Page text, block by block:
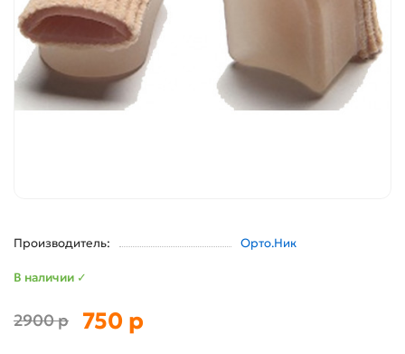
Производитель: Орто.Ник
В наличии ✓
2900 р 750 р